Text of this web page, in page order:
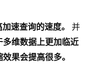
速查询的速度。
并
多维数据上更加临近
果会提高很多。